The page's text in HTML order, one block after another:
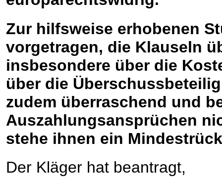
Zur hilfsweise erhobenen
vorgetragen, die Klauseln
insbesondere über die
über die
zudem überraschend und
Auszahlungsansprüchen
stehe ihnen ein
Der Kläger hat beantragt,